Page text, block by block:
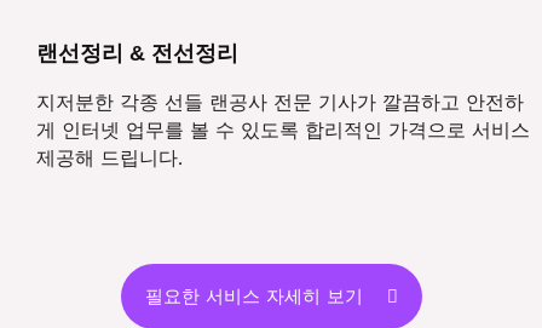
랜선정리 & 전선정리
지저분한 각종 선들 랜공사 전문 기사가 깔끔하고 안전하
게 인터넷 업무를 볼 수 있도록 합리적인 가격으로 서비스
제공해 드립니다.
필요한 서비스 자세히 보기